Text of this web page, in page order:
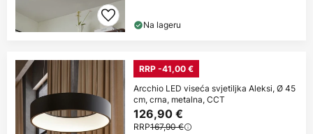
Na lageru
RRP -41,00 €
Arcchio LED viseća svjetiljka Aleksi, Ø 45
cm, crna, metalna, CCT
126,90 €
RRP167,90 €